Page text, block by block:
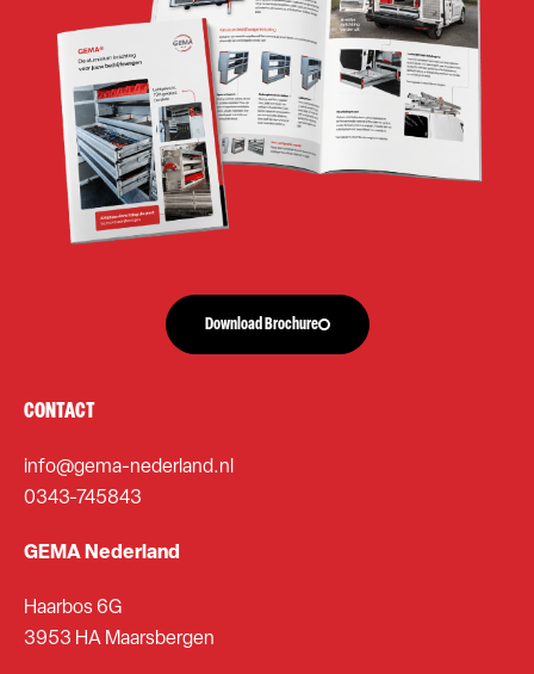
Download Brochure
CONTACT
info@gema-nederland.nl
0343-745843
GEMA Nederland
Haarbos 6G
3953 HA Maarsbergen